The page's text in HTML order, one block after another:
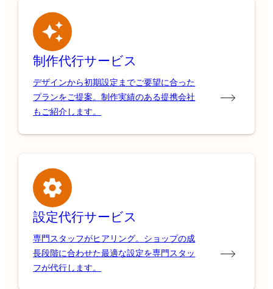
制作代行サービス
デザインから初期設定までご要望に合った
プランをご提案。制作実績のある提携会社
もご紹介します。
設定代行サービス
専門スタッフがヒアリング。ショップの成
長段階に合わせた最適な設定を専門スタッ
フが代行します。